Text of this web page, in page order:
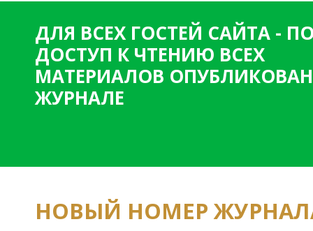
ДЛЯ ВСЕХ ГОСТЕЙ САЙТА -
ДОСТУП К ЧТЕНИЮ ВСЕХ
МАТЕРИАЛОВ
ЖУРНАЛЕ
НОВЫЙ НОМЕР